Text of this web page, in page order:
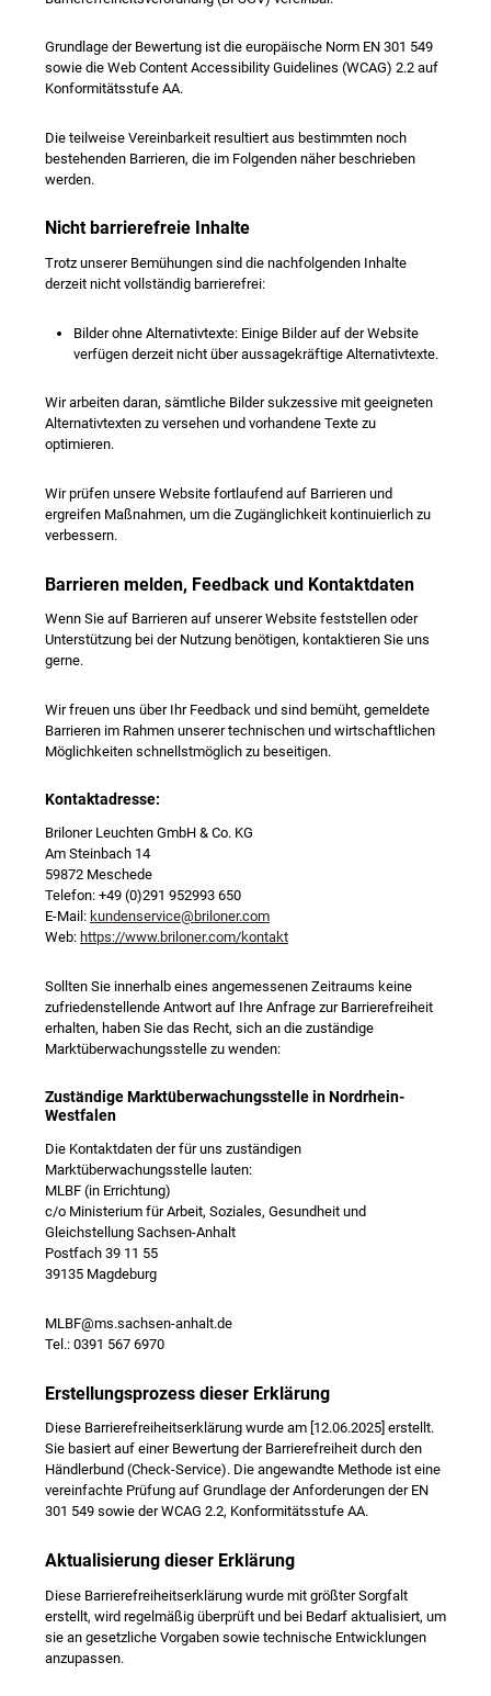
Grundlage der Bewertung ist die europäische Norm EN 301 549
sowie die Web Content Accessibility Guidelines (WCAG) 2.2 auf
Konformitätsstufe AA.
Die teilweise Vereinbarkeit resultiert aus bestimmten noch
bestehenden Barrieren, die im Folgenden näher beschrieben
werden.
Nicht barrierefreie Inhalte
Trotz unserer Bemühungen sind die nachfolgenden Inhalte
derzeit nicht vollständig barrierefrei:
Bilder ohne Alternativtexte: Einige Bilder auf der Website
verfügen derzeit nicht über aussagekräftige Alternativtexte.
Wir arbeiten daran, sämtliche Bilder sukzessive mit geeigneten
Alternativtexten zu versehen und vorhandene Texte zu
optimieren.
Wir prüfen unsere Website fortlaufend auf Barrieren und
ergreifen Maßnahmen, um die Zugänglichkeit kontinuierlich zu
verbessern.
Barrieren melden, Feedback und Kontaktdaten
Wenn Sie auf Barrieren auf unserer Website feststellen oder
Unterstützung bei der Nutzung benötigen, kontaktieren Sie uns
gerne.
Wir freuen uns über Ihr Feedback und sind bemüht, gemeldete
Barrieren im Rahmen unserer technischen und wirtschaftlichen
Möglichkeiten schnellstmöglich zu beseitigen.
Kontaktadresse:
Briloner Leuchten GmbH & Co. KG
Am Steinbach 14
59872 Meschede
Telefon: +49 (0)291 952993 650
E-Mail: kundenservice@briloner.com
Web: https://www.briloner.com/kontakt
Sollten Sie innerhalb eines angemessenen Zeitraums keine
zufriedenstellende Antwort auf Ihre Anfrage zur Barrierefreiheit
erhalten, haben Sie das Recht, sich an die zuständige
Marktüberwachungsstelle zu wenden:
Zuständige Marktüberwachungsstelle in Nordrhein-
Westfalen
Die Kontaktdaten der für uns zuständigen
Marktüberwachungsstelle lauten:
MLBF (in Errichtung)
c/o Ministerium für Arbeit, Soziales, Gesundheit und
Gleichstellung Sachsen-Anhalt
Postfach 39 11 55
39135 Magdeburg
MLBF@ms.sachsen-anhalt.de
Tel.: 0391 567 6970
Erstellungsprozess dieser Erklärung
Diese Barrierefreiheitserklärung wurde am [12.06.2025] erstellt.
Sie basiert auf einer Bewertung der Barrierefreiheit durch den
Händlerbund (Check-Service). Die angewandte Methode ist eine
vereinfachte Prüfung auf Grundlage der Anforderungen der EN
301 549 sowie der WCAG 2.2, Konformitätsstufe AA.
Aktualisierung dieser Erklärung
Diese Barrierefreiheitserklärung wurde mit größter Sorgfalt
erstellt, wird regelmäßig überprüft und bei Bedarf aktualisiert, um
sie an gesetzliche Vorgaben sowie technische Entwicklungen
anzupassen.